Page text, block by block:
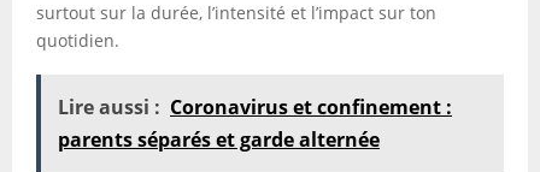
surtout sur la durée, l’intensité et l’impact sur ton
quotidien.
Lire aussi : Coronavirus et confinement :
parents séparés et garde alternée